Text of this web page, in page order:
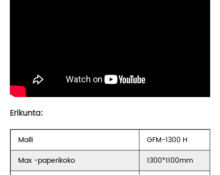
Erikunta:
Malli
GFM-1300 H
Max -paperikoko
1300*1100mm